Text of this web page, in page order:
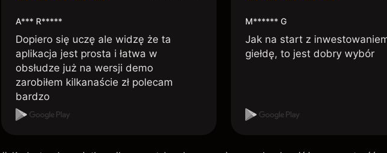
A*** R*****
Dopiero się uczę ale widzę że ta
aplikacja jest prosta i łatwa w
obsłudze już na wersji demo
zarobiłem kilkanaście zł polecam
bardzo
M****** G
Jak na start z
giełdę, to jest dobry wybór